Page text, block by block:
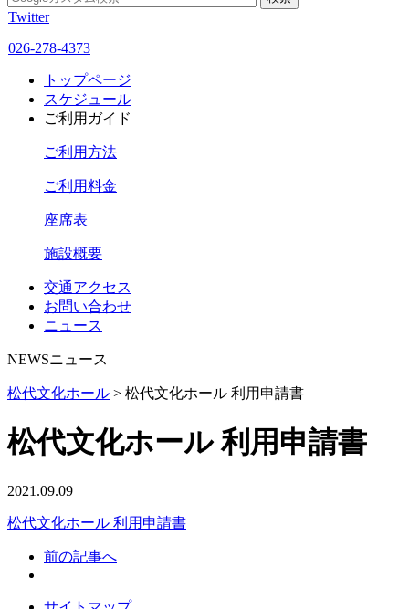
Twitter
026-278-4373
トップページ
スケジュール
ご利用ガイド
ご利用方法
ご利用料金
座席表
施設概要
交通アクセス
お問い合わせ
ニュース
NEWSニュース
松代文化ホール > 松代文化ホール 利用申請書
松代文化ホール 利用申請書
2021.09.09
松代文化ホール 利用申請書
前の記事へ